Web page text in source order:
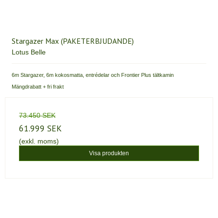
Stargazer Max (PAKETERBJUDANDE)
Lotus Belle
6m Stargazer, 6m kokosmatta, entrédelar och Frontier Plus tältkamin
Mängdrabatt + fri frakt
73.450 SEK
61.999 SEK
(exkl. moms)
Visa produkten